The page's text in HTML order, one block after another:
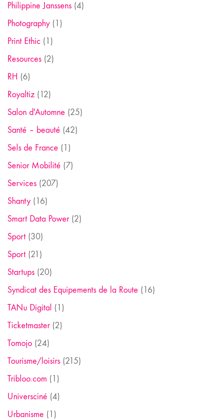
Philippine Janssens (4)
Photography (1)
Print Ethic (1)
Resources (2)
RH (6)
Royaltiz (12)
Salon d'Automne (25)
Santé – beauté (42)
Sels de France (1)
Senior Mobilité (7)
Services (207)
Shanty (16)
Smart Data Power(2)
Sport (30)
Sport (21)
Startups (20)
Syndicat des Equipements de la Route (16)
TANu Digital (1)
Ticketmaster(2)
Tomojo (24)
Tourisme/loisirs (215)
Tribloo.com (1)
Universciné (4)
Urbanisme (1)